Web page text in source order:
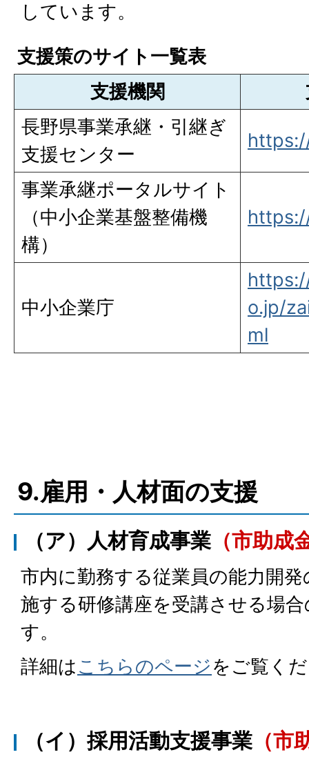
しています。
支援策のサイト一覧表
支援機関
長野県事業承継・引継ぎ
支援センター
事業承継ポータルサイト
（中小企業基盤整備機
構）
中小企業庁
o.jp/
ml
9.雇用・人材面の支援
（ア）人材育成事業 （市助成
市内に勤務する従業員の能力開
施する研修講座を受講させる場
す。
詳細はこちらのページをご覧く
（イ）採用活動支援事業 （市